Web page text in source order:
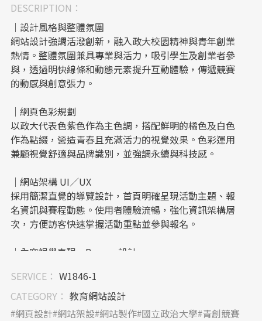
DESCRIPTION：
｜設計風格與整體氛圍
網站設計強調活潑創新，融入政大校園精神與青年創業
熱情。整體氛圍兼具專業與活力，吸引學生及創業者參
與，透過明快線條和動態元素提升互動體驗，傳遞競賽
的動感與創意張力。
｜網頁色彩規劃
以政大代表色紫色作為主色調，搭配鮮明的橘色及白色
作為點綴，營造青春且充滿活力的視覺效果。色彩運用
兼顧視覺舒適與品牌識別，並強調永續與科技感。
｜網站架構 UI／UX
採用簡潔直覺的導覽設計，首頁明確呈現活動主題、報
名資訊與賽程動態。使用者體驗流暢，強化資訊架構層
次，方便訪客快速掌握活動重點並參與報名。
｜內容視覺表現，Banner 設計
態圖片與大字標題，突出「2030永續目標」核心理念。
設計注重視覺衝擊力與信息傳遞的效率，營造熱烈參與
感。
SERVICE： W1846-1
CATEGORY： 教育網站設計
網頁設計 網站架設 網站製作 國立政治大學 青創競賽